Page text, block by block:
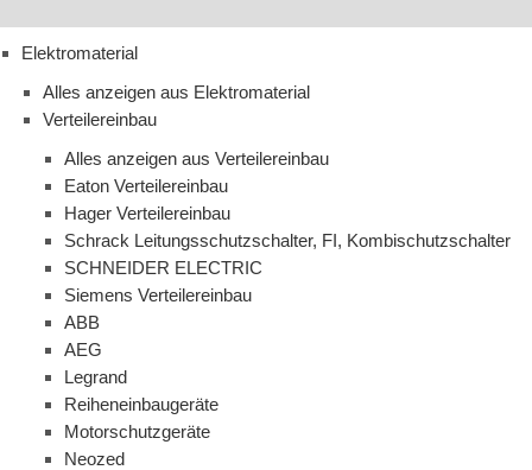
Elektromaterial
Alles anzeigen aus Elektromaterial
Verteilereinbau
Alles anzeigen aus Verteilereinbau
Eaton Verteilereinbau
Hager Verteilereinbau
Schrack Leitungsschutzschalter, FI, Kombischutzschalter
SCHNEIDER ELECTRIC
Siemens Verteilereinbau
ABB
AEG
Legrand
Reiheneinbaugeräte
Motorschutzgeräte
Neozed